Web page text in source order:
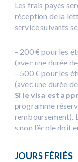
Les frais payés
réception de la
service suivants
– 200 € pour les
(avec une durée
– 500 € pour les
(avec une durée
Si le visa est
programme
remboursement).
sinon l’école doit
JOURS FÉRIÉS